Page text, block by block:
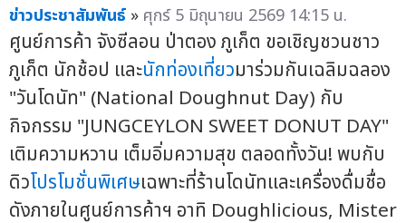
ข่าวประชาสัมพันธ์ » ศุกร์ 5 มิถุนายน 2569 14:15 น.
ศูนย์การค้า จังซีลอน ป่าตอง ภูเก็ต ขอเชิญชวนชาว
ภูเก็ต นักช้อป และนักท่องเที่ยวมาร่วมกันเฉลิมฉลอง
"วันโดนัท" (National Doughnut Day) กับ
กิจกรรม "JUNGCEYLON SWEET DONUT DAY"
เติมความหวาน เต็มอิ่มความสุข ตลอดทั้งวัน! พบกับ
ดิวโปรโมชั่นพิเศษเฉพาะที่ร้านโดนัทและเครื่องดื่มชื่อ
ดังภายในศูนย์การค้าฯ อาทิ Doughlicious, Mister